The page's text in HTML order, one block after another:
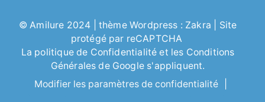
© Amilure 2024 | thème Wordpress : Zakra | Site
protégé par reCAPTCHA
La politique de Confidentialité et les Conditions
Générales de Google s'appliquent.
Modifier les paramètres de confidentialité